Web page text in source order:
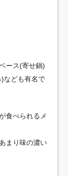
ース(寄せ鍋)
なども有名で
食べられるメ
まり味の濃い